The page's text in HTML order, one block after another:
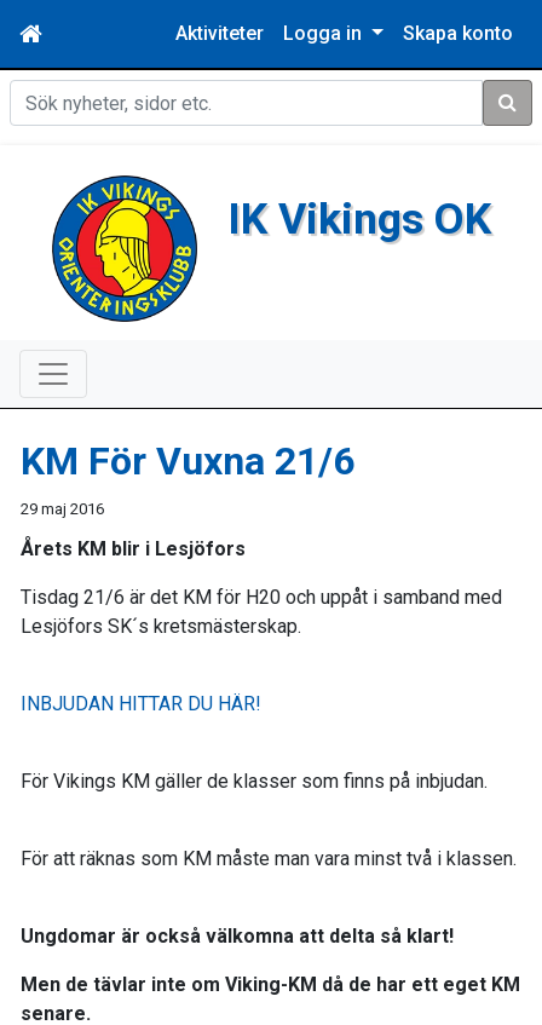
Aktiviteter Logga in Skapa konto
Sök
IK Vikings OK
KM För Vuxna 21/6
29 maj 2016
Årets KM blir i Lesjöfors
Tisdag 21/6 är det KM för H20 och uppåt i samband med
Lesjöfors SK´s kretsmästerskap.
INBJUDAN HITTAR DU HÄR!
För Vikings KM gäller de klasser som finns på inbjudan.
För att räknas som KM måste man vara minst två i klassen.
Ungdomar är också välkomna att delta så klart!
Men de tävlar inte om Viking-KM då de har ett eget KM
senare.